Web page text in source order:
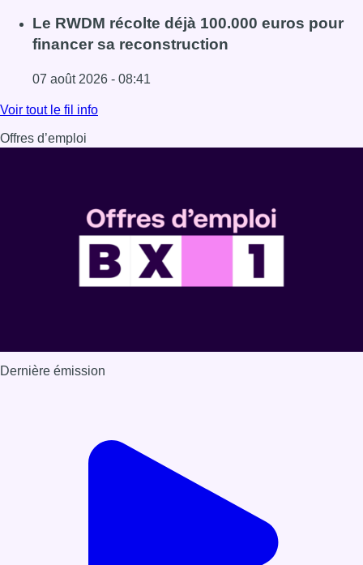
Lire l'article Canicule : un record absolu de climatiseurs
Le RWDM récolte déjà 100.000 euros pour
financer sa reconstruction
07 août 2026 - 08:41
Lire l'article Le RWDM récolte déjà 100.000 euros pour
Voir tout le fil info
Offres d’emploi
Dernière émission